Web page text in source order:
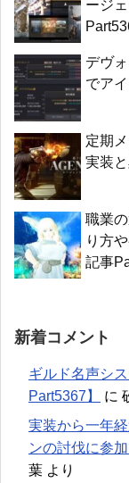
ージ
デヴ
でア
定期
実装
職業
り方
記事
新着コメント
ギルド名声シ
Part5367】
に
実装から一年
ンの討伐に参
葉 より